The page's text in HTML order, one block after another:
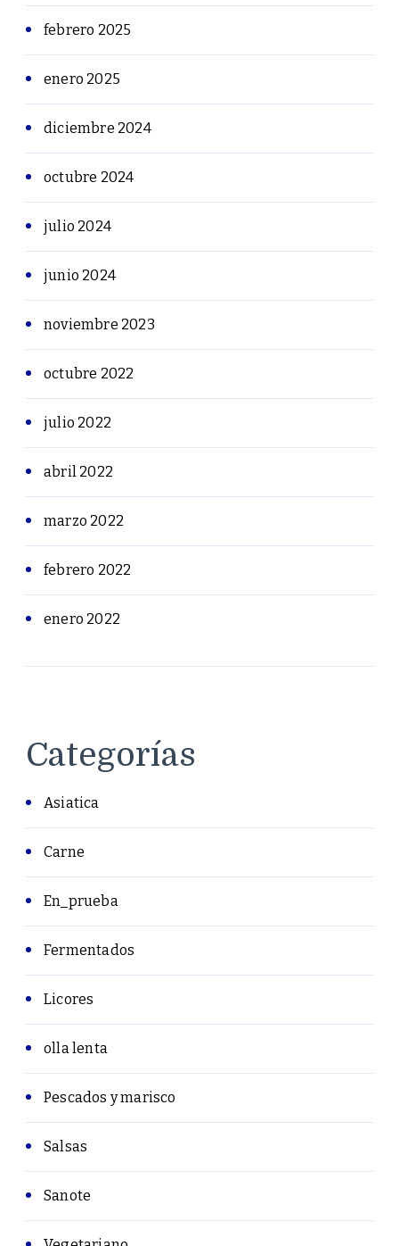
febrero 2025
enero 2025
diciembre 2024
octubre 2024
julio 2024
junio 2024
noviembre 2023
octubre 2022
julio 2022
abril 2022
marzo 2022
febrero 2022
enero 2022
Categorías
Asiatica
Carne
En_prueba
Fermentados
Licores
olla lenta
Pescados y marisco
Salsas
Sanote